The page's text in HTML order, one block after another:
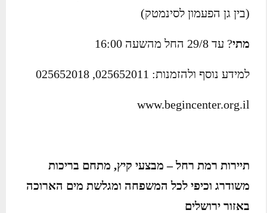
(בין גן הפעמון לסינמטק)
מתי? עד 29/8 החל מהשעה 16:00
למידע נוסף ולהזמנות: 025652011, 025652018
www.begincenter.org.il
תיירות רמת רחל – מבצעי קיץ, מתחם בריכות
משודרג וכיפי לכל המשפחה ומגלשת מים הארוכה
באזור ירושלים